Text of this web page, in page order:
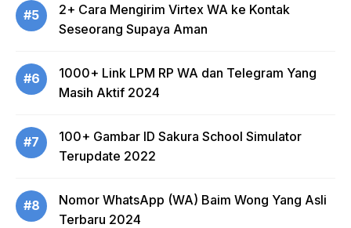
#5
2+ Cara Mengirim Virtex WA ke Kontak
Seseorang Supaya Aman
#6
1000+ Link LPM RP WA dan Telegram Yang
Masih Aktif 2024
#7
100+ Gambar ID Sakura School Simulator
Terupdate 2022
#8
Nomor WhatsApp (WA) Baim Wong Yang Asli
Terbaru 2024